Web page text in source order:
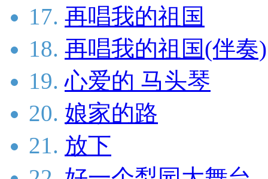
17. 再唱我的祖国
18. 再唱我的祖国(伴奏)
19. 心爱的 马头琴
20. 娘家的路
21. 放下